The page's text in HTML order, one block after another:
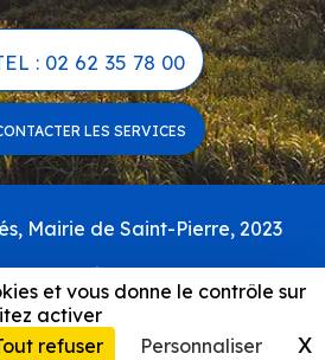
: 02 62 35 78 00
LES SERVICES
Mairie de Saint-Pierre, 2023
Carte du site
& politique de confidentialité
RSS
et vous donne le contrôle sur
activer
refuser Personnaliser X